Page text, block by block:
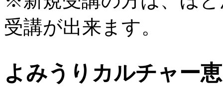
受講が出来ます。
よみうりカルチャー